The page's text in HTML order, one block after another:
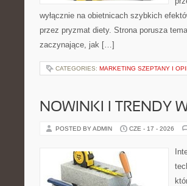
wyłącznie na obietnicach szybkich
przez pryzmat diety. Strona porusza
zaczynające, jak […]
CATEGORIES: MARKETING SZEPTANY I
NOWINKI I TRENDY
POSTED BY ADMIN CZE - 17 - 2026